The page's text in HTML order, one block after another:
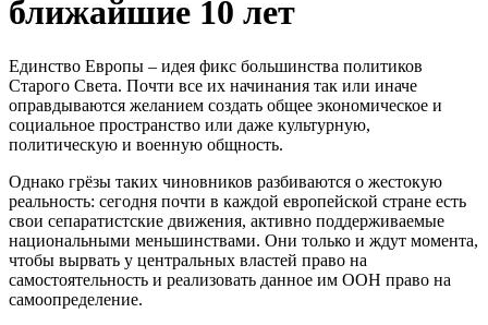
ближайшие 10 лет
Единство Европы – идея фикс большинства политиков
Старого Света. Почти все их начинания так или иначе
оправдываются желанием создать общее экономическое и
социальное пространство или даже культурную,
политическую и военную общность.
Однако грёзы таких чиновников разбиваются о жестокую
реальность: сегодня почти в каждой европейской стране есть
свои сепаратистские движения, активно поддерживаемые
национальными меньшинствами. Они только и ждут момента,
чтобы вырвать у центральных властей право на
самостоятельность и реализовать данное им ООН право на
самоопределение.